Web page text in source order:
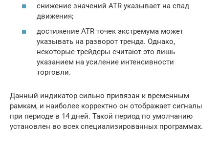
снижение значений ATR указывает на спад
движения;
достижение ATR точек экстремума может
указывать на разворот тренда. Однако,
некоторые трейдеры считают это лишь
указанием на усиление интенсивности
торговли.
Данный индикатор сильно привязан к временным
рамкам, и наиболее корректно он отображает сигналы
при периоде в 14 дней. Такой период по умолчанию
установлен во всех специализированных программах.